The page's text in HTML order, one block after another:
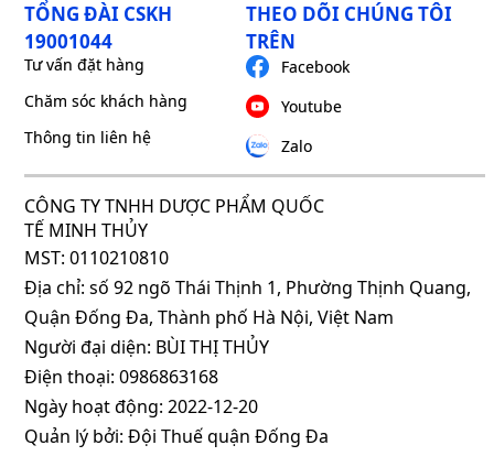
TỔNG ĐÀI CSKH
19001044
Tư vấn đặt hàng
Chăm sóc khách hàng
Thông tin liên hệ
THEO DÕI CHÚNG TÔI
TRÊN
Facebook
Youtube
Zalo
CÔNG TY TNHH DƯỢC PHẨM QUỐC
TẾ MINH THỦY
MST: 0110210810
Địa chỉ: số 92 ngõ Thái Thịnh 1, Phường Thịnh Quang,
Quận Đống Đa, Thành phố Hà Nội, Việt Nam
Người đại diện: BÙI THỊ THỦY
Điện thoại: 0986863168
Ngày hoạt động: 2022-12-20
Quản lý bởi: Đội Thuế quận Đống Đa